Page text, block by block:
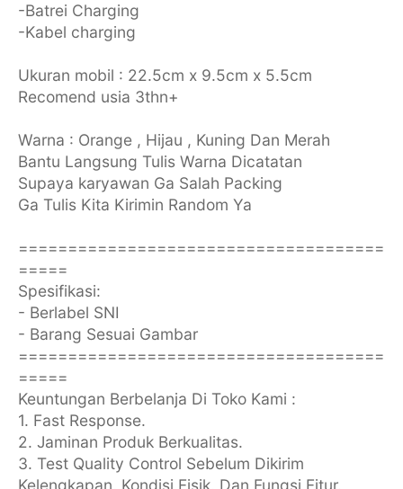
-Batrei Charging
-Kabel charging
Ukuran mobil : 22.5cm x 9.5cm x 5.5cm
Recomend usia 3thn+
Warna : Orange , Hijau , Kuning Dan Merah
Bantu Langsung Tulis Warna Dicatatan
Supaya karyawan Ga Salah Packing
Ga Tulis Kita Kirimin Random Ya
=====================================
=====
Spesifikasi:
- Berlabel SNI
- Barang Sesuai Gambar
=====================================
=====
Keuntungan Berbelanja Di Toko Kami :
1. Fast Response.
2. Jaminan Produk Berkualitas.
3. Test Quality Control Sebelum Dikirim
Kelengkapan, Kondisi Fisik, Dan Fungsi Fitur.